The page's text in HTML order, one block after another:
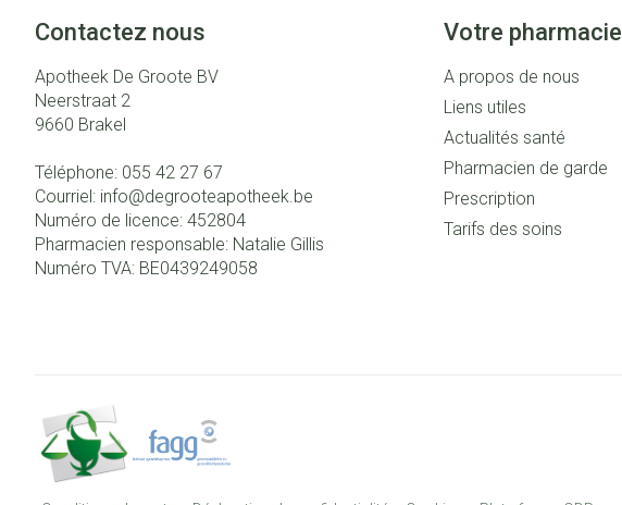
Contactez nous
Apotheek De Groote BV
Neerstraat 2
9660 Brakel
Téléphone: 055 42 27 67
Courriel: info@degrooteapotheek.be
Numéro de licence: 452804
Pharmacien responsable: Natalie Gillis
Numéro TVA: BE0439249058
Votre pharmacie
A propos de nous
Liens utiles
Actualités santé
Pharmacien de garde
Prescription
Tarifs des soins